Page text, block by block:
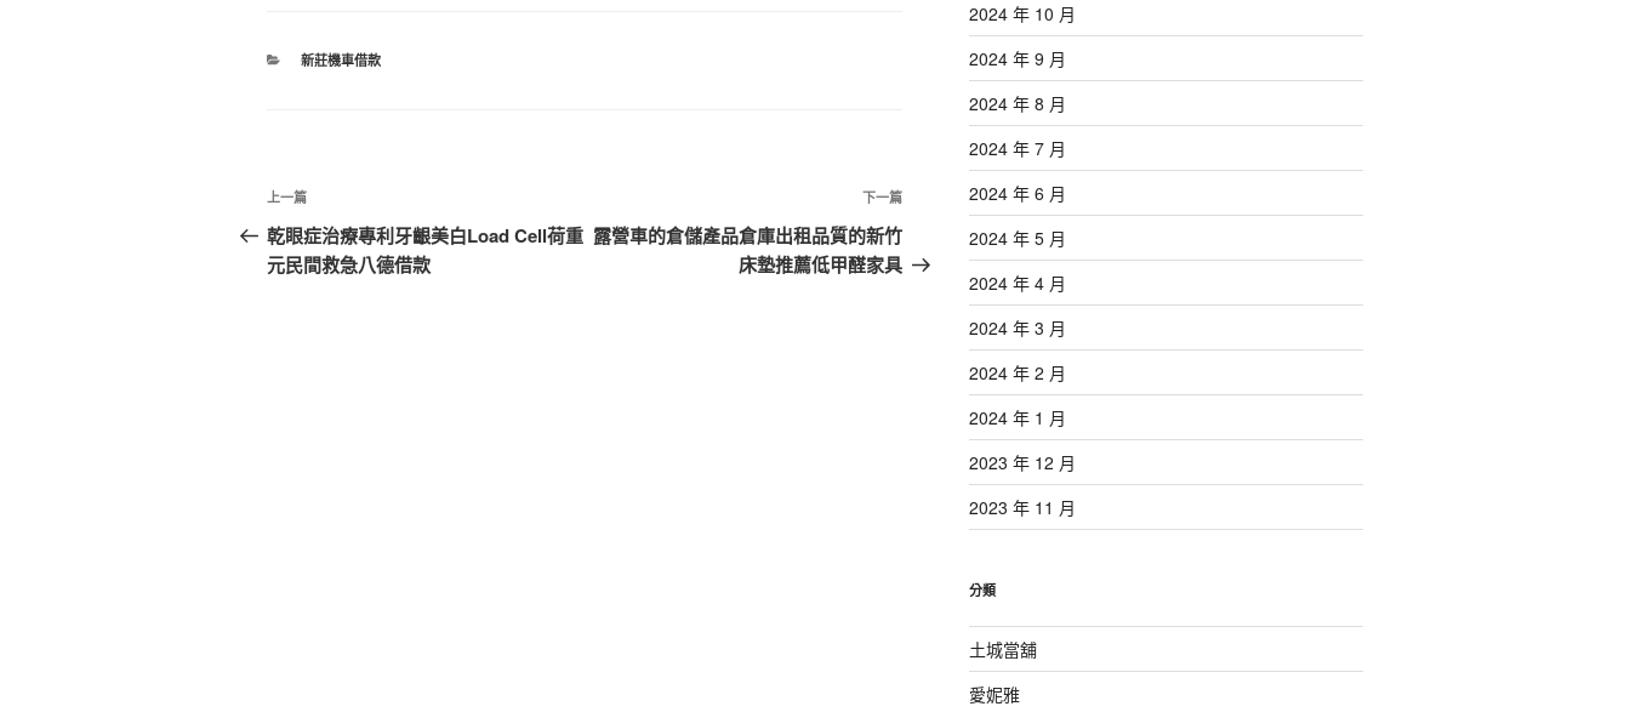
分
新莊機車借款
文
章
導
上
一
篇
上一篇
乾眼症治療專利牙齦美白Load Cell荷重
元民間救急八德借款
下
一
篇
下一篇
露營車的倉儲產品倉庫出租品質的新竹
床墊推薦低甲醛家具
2024 年 10 月
2024 年 9 月
2024 年 8 月
2024 年 7 月
2024 年 6 月
2024 年 5 月
2024 年 4 月
2024 年 3 月
2024 年 2 月
2024 年 1 月
2023 年 12 月
2023 年 11 月
分類
土城當舖
愛妮雅